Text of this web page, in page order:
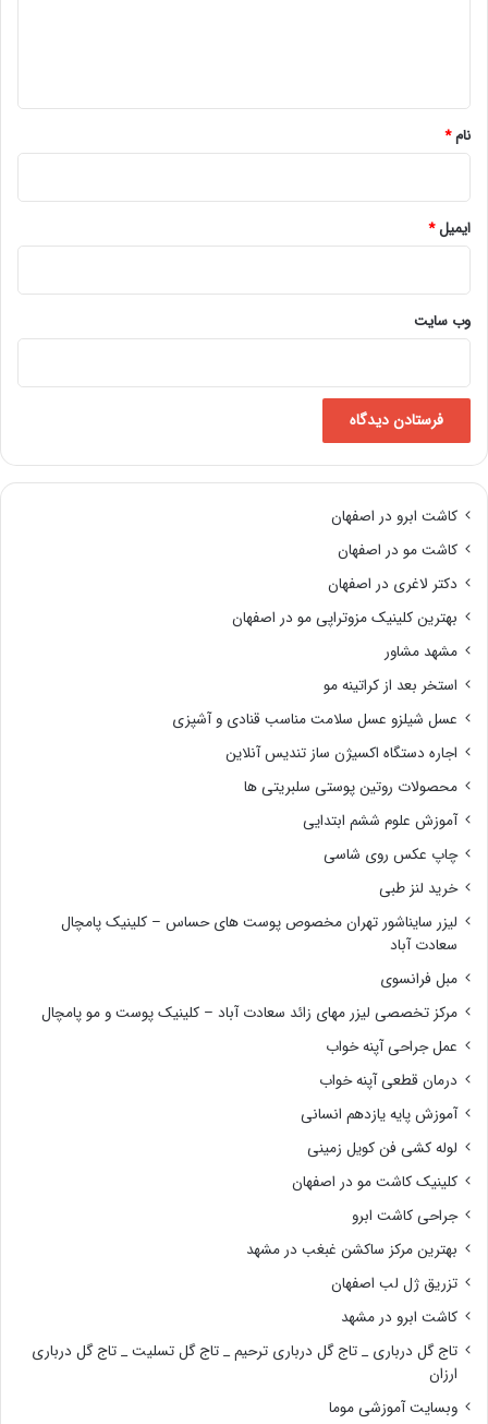
نام*
ایمیل*
وب‌ سایت
کاشت ابرو در اصفهان
کاشت مو در اصفهان
دکتر لاغری در اصفهان
بهترین کلینیک مزوتراپی مو در اصفهان
مشهد مشاور
استخر بعد از کراتینه مو
عسل شیلزو عسل سلامت مناسب قنادی و آشپزی
اجاره دستگاه اکسیژن ساز تندیس آنلاین
محصولات روتین پوستی سلبریتی ها
آموزش علوم ششم ابتدایی
چاپ عکس روی شاسی
خرید لنز طبی
لیزر سایناشور تهران مخصوص پوست های حساس – کلینیک پامچال
سعادت آباد
مبل فرانسوی
مرکز تخصصی لیزر مهای زائد سعادت آباد – کلینیک پوست و مو پامچال
عمل جراحی آپنه خواب
درمان قطعی آپنه خواب
آموزش پایه یازدهم انسانی
لوله کشی فن کویل زمینی
کلینیک کاشت مو در اصفهان
جراحی کاشت ابرو
بهترین مرکز ساکشن غبغب در مشهد
تزریق ژل لب اصفهان
کاشت ابرو در مشهد
تاج گل درباری _ تاج گل درباری ترحیم _ تاج گل تسلیت _ تاج گل درباری
ارزان
وبسایت آموزشی موما